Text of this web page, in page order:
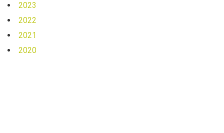
2023
2022
2021
2020